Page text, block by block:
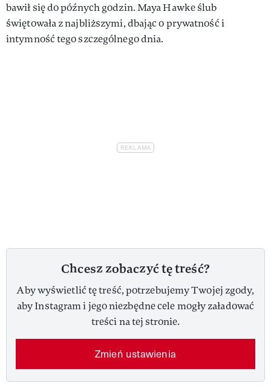
bawił się do późnych godzin. Maya Hawke ślub
świętowała z najbliższymi, dbając o prywatność i
intymność tego szczególnego dnia.
Chcesz zobaczyć tę treść?
Aby wyświetlić tę treść, potrzebujemy Twojej zgody,
aby Instagram i jego niezbędne cele mogły załadować
treści na tej stronie.
Zmień ustawienia